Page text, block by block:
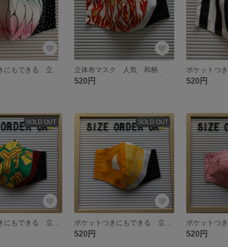
520円 520円
SOLD OUT SOLD OUT
520円 520円